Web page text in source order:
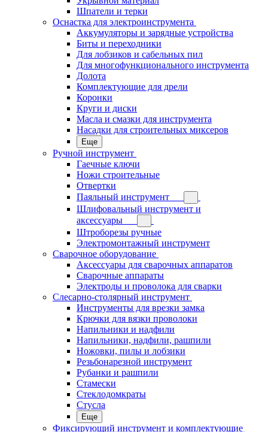
Шпатели и терки
Оснастка для электроинструмента
Аккумуляторы и зарядные устройства
Биты и переходники
Для лобзиков и сабельных пил
Для многофункционального инструмента
Долота
Комплектующие для дрели
Коронки
Круги и диски
Масла и смазки для инструмента
Насадки для строительных миксеров
Еще
Ручной инструмент
Гаечные ключи
Ножи строительные
Отвертки
Паяльный инструмент
Шлифовальный инструмент и
аксессуары
Штроборезы ручные
Электромонтажный инструмент
Сварочное оборудование
Аксессуары для сварочных аппаратов
Сварочные аппараты
Электроды и проволока для сварки
Слесарно-столярный инструмент
Инструменты для врезки замка
Крючки для вязки проволоки
Напильники и надфили
Напильники, надфили, рашпили
Ножовки, пилы и лобзики
Резьбонарезной инструмент
Рубанки и рашпили
Стамески
Стеклодомкраты
Стусла
Еще
Фиксирующий инструмент и комплектующие